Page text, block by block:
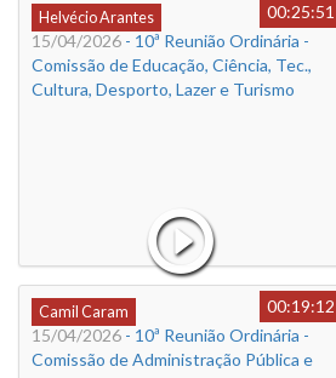
Helvécio Arantes
00:25:51
15/04/2026 - 10ª Reunião Ordinária -
Comissão de Educação, Ciência, Tec.,
Cultura, Desporto, Lazer e Turismo
Camil Caram
00:19:12
15/04/2026 - 10ª Reunião Ordinária -
Comissão de Administração Pública e